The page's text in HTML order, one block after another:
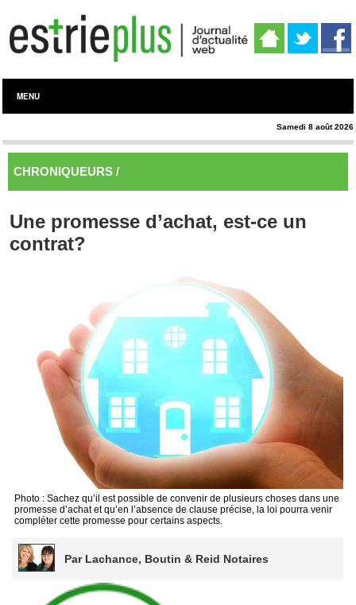
MENU
Samedi 8 août 2026
CHRONIQUEURS /
Une promesse d’achat, est-ce un
contrat?
Photo : Sachez qu’il est possible de convenir de plusieurs choses dans une
promesse d’achat et qu’en l’absence de clause précise, la loi pourra venir
compléter cette promesse pour certains aspects.
Par Lachance, Boutin & Reid Notaires